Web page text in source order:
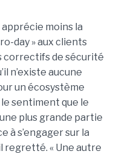
moins la
day » aux clients
correctifs de sécurité
n’existe aucune
un écosystème
sentiment que le
plus grande partie
à s’engager sur la
regretté. « Une autre